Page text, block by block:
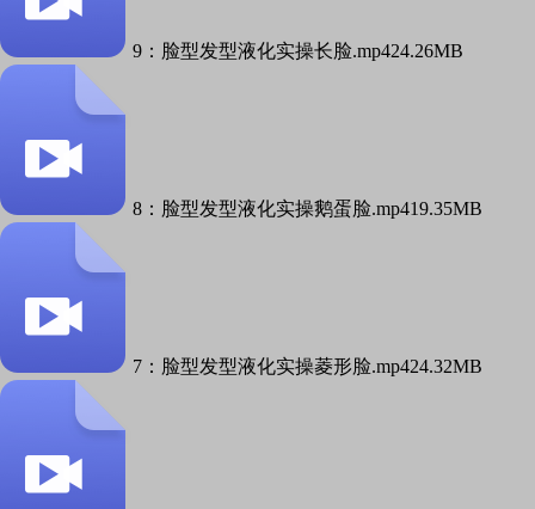
9：脸型发型液化实操长脸.mp424.26MB
8：脸型发型液化实操鹅蛋脸.mp419.35MB
7：脸型发型液化实操菱形脸.mp424.32MB